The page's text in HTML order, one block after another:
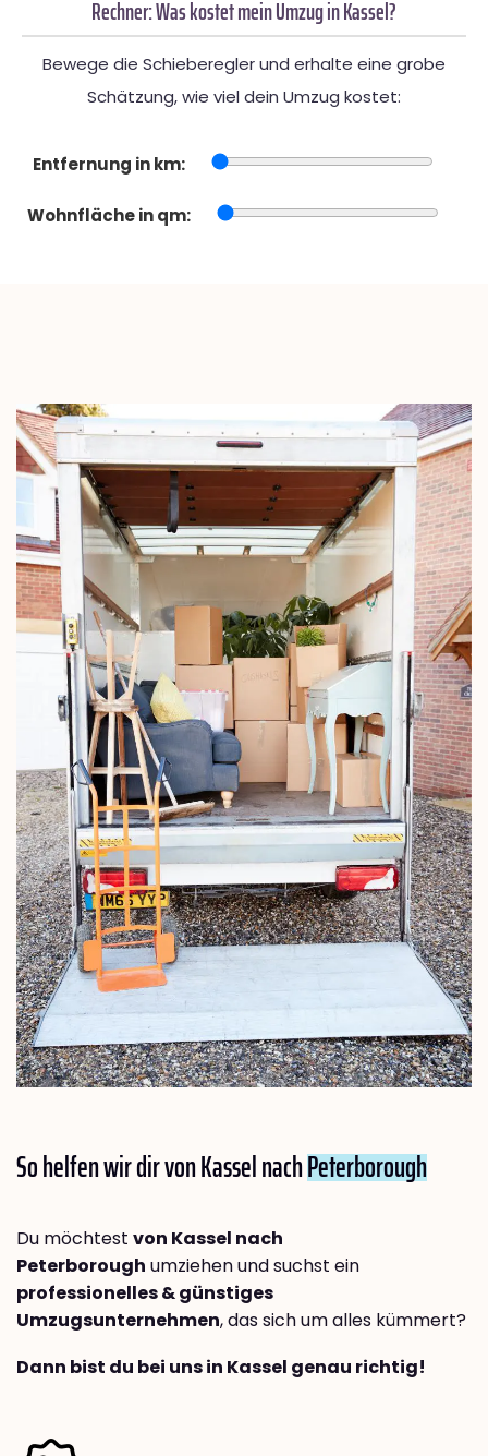
Rechner: Was kostet mein Umzug in Kassel?
Bewege die Schieberegler und erhalte eine grobe
Schätzung, wie viel dein Umzug kostet:
Entfernung in km:
Wohnfläche in qm:
So helfen wir dir von Kassel nachPeterborough
Du möchtest von Kassel nach
Peterborough umziehen und suchst ein
professionelles & günstiges
Umzugsunternehmen, das sich um alles kümmert?
Dann bist du bei uns in Kassel genau richtig!